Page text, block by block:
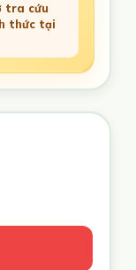
tra cứu
thức tại